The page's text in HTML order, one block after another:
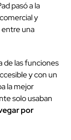
pasó a la
y
una
de las funciones
y con un
la mejor
solo usaban
por